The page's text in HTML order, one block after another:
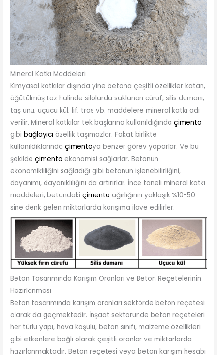
Mineral Katkı Maddeleri
Kimyasal katkılar dışında yine betona çeşitli özellikler katan,
öğütülmüş toz halinde silolarda saklanan cüruf, silis dumanı,
taş unu, uçucu kül, lif, tras vb. maddelere mineral katkı adı
verilir. Mineral katkılar tek başlarına kullanıldığında çimento
gibibağlayıcı özellik taşımazlar. Fakat birlikte
kullanıldıklarındaçimentoya benzer görev yaparlar. Ve bu
şekildeçimento ekonomisi sağlarlar. Betonun
ekonomikliliğini sağladığı gibi betonun işlenebilirliğini,
dayanımı, dayanıklılığını da artırırlar. İnce taneli mineral katkı
maddeleri, betondakiçimento ağırlığının yaklaşık %10-50
sine denk gelen miktarlarda karışıma ilave edilirler.
Beton Tasarımında Karışım Oranları ve Beton Reçetelerinin
Hazırlanması
Beton tasarımında karışım oranları sektörde beton reçetesi
olarak da geçmektedir. İnşaat sektöründe beton reçeteleri
her türlü yapı, hava koşulu, beton sınıfı, malzeme özellikleri
gibi etkenlere bağlı olarak çeşitli oranlar ve miktarlarda
hazırlanmaktadır. Beton reçetesi veya beton karışım hesabı